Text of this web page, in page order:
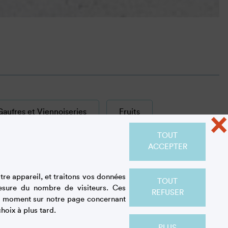
et Viennoiseries Fruits
Tartes
MOIS :
×
appareil, et traitons vos données
du nombre de visiteurs. Ces
sur notre page concernant
à plus tard.
TOUT
ACCEPTER
TOUT
REFUSER